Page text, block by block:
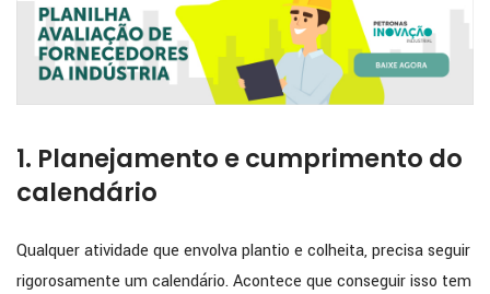
1. Planejamento e cumprimento do
calendário
Qualquer atividade que envolva plantio e colheita, precisa seguir
rigorosamente um calendário. Acontece que conseguir isso tem